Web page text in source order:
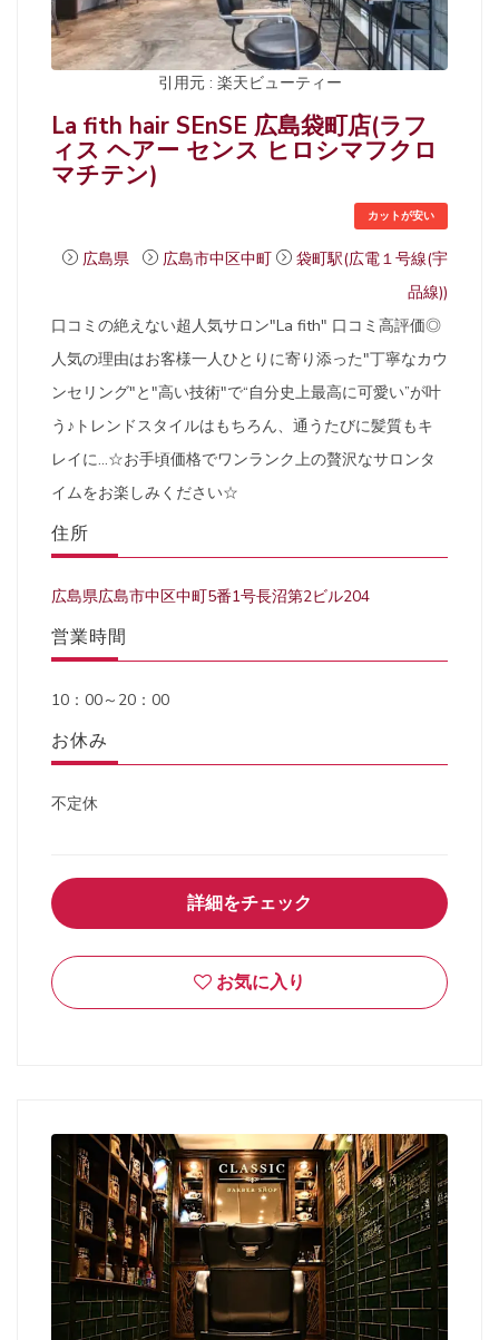
引用元 : 楽天ビューティー
La fith hair SEnSE 広島袋町店(ラフ
ィス ヘアー センス ヒロシマフクロ
マチテン)
カットが安い
広島県 広島市中区中町
袋町駅(広電１号線(宇
品線))
口コミの絶えない超人気サロン"La fith" 口コミ高評価◎
人気の理由はお客様一人ひとりに寄り添った"丁寧なカウ
ンセリング"と"高い技術"で“自分史上最高に可愛い”が叶
う♪トレンドスタイルはもちろん、通うたびに髪質もキ
レイに…☆お手頃価格でワンランク上の贅沢なサロンタ
イムをお楽しみください☆
住所
広島県広島市中区中町5番1号長沼第2ビル204
営業時間
10：00～20：00
お休み
不定休
詳細をチェック
お気に入り